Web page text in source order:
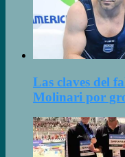
Las claves del
Molinari por